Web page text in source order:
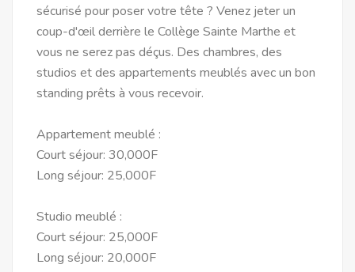
sécurisé pour poser votre tête ? Venez jeter un
coup-d'œil derrière le Collège Sainte Marthe et
vous ne serez pas déçus. Des chambres, des
studios et des appartements meublés avec un bon
standing prêts à vous recevoir.
Appartement meublé :
Court séjour: 30,000F
Long séjour: 25,000F
Studio meublé :
Court séjour: 25,000F
Long séjour: 20,000F